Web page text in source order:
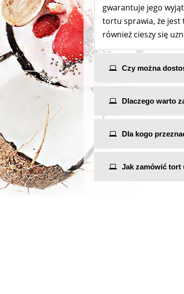
gwarantuje jego
tortu sprawia, że jest
również cieszy się
Czy można
Dlaczego warto
Dla kogo
Jak zamówić tort